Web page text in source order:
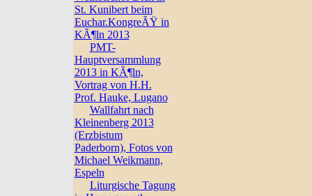
St. Kunibert beim
Euchar.KongreÃŸ in
KÃ¶ln 2013
PMT-
Hauptversammlung
2013 in KÃ¶ln,
Vortrag von H.H.
Prof. Hauke, Lugano
Wallfahrt nach
Kleinenberg 2013
(Erzbistum
Paderborn), Fotos von
Michael Weikmann,
Espeln
Liturgische Tagung